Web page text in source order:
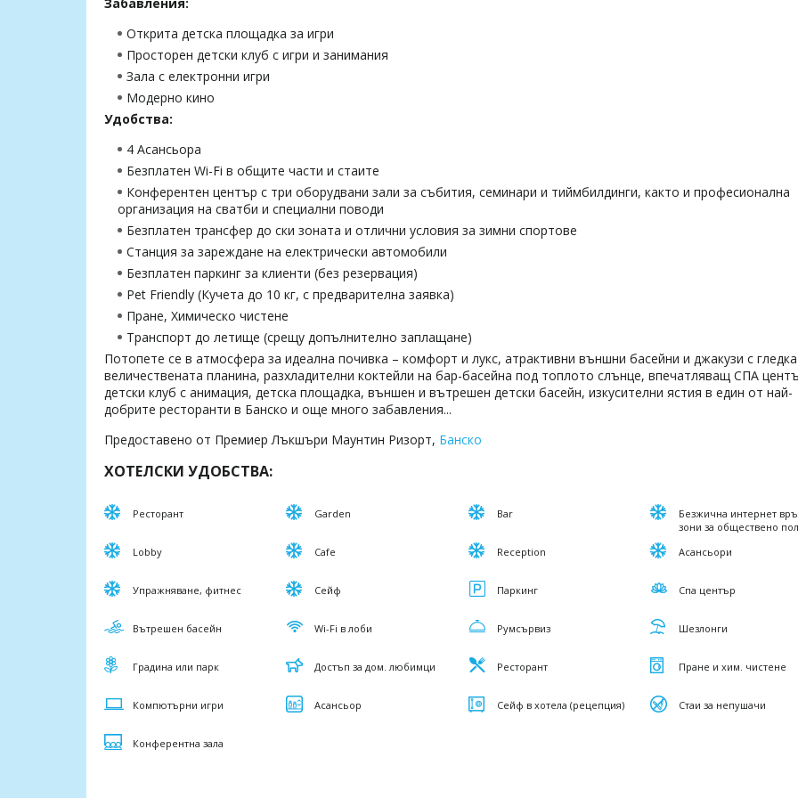
Забавления:
Открита детска площадка за игри
Просторен детски клуб с игри и занимания
Зала с електронни игри
Модерно кино
Удобства:
4 Асансьора
Безплатен Wi-Fi в общите части и стаите
Конферентен център с три оборудвани зали за събития, семинари и тиймбилдинги, както и професионална
организация на сватби и специални поводи
Безплатен трансфер до ски зоната и отлични условия за зимни спортове
Станция за зареждане на електрически автомобили
Безплатен паркинг за клиенти (без резервация)
Pet Friendly (Кучета до 10 кг, с предварителна заявка)
Пране, Химическо чистене
Транспорт до летище (срещу допълнително заплащане)
Потопете се в атмосфера за идеална почивка – комфорт и лукс, атрактивни външни басейни и джакузи с
величествената планина, разхладителни коктейли на бар-басейна под топлото слънце, впечатляващ СПА
детски клуб с анимация, детска площадка, външен и вътрешен детски басейн, изкусителни ястия в един от най-
добрите ресторанти в Банско и още много забавления...
Предоставено от Премиер Лъкшъри Маунтин Ризорт, Банско
ХОТЕЛСКИ УДОБСТВА:
Ресторант Garden Bar
Безжична интернет
зони за обществено
Lobby
Cafe Reception Асансьори
Упражняване, фитнес Сейф Паркинг Спа център
Вътрешен басейн Wi-Fi в лоби Румсървиз Шезлонги
Градина или парк Достъп за дом. любимци Ресторант Пране и хим. чистене
Компютърни игри Асансьор Сейф в хотела (рецепция) Стаи за непушачи
Конферентна зала